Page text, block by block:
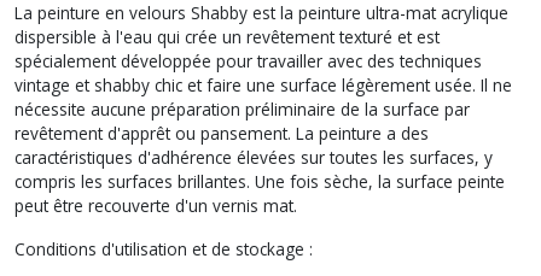
La peinture en velours Shabby est la peinture ultra-mat acrylique
dispersible à l'eau qui crée un revêtement texturé et est
spécialement développée pour travailler avec des techniques
vintage et shabby chic et faire une surface légèrement usée. Il ne
nécessite aucune préparation préliminaire de la surface par
revêtement d'apprêt ou pansement. La peinture a des
caractéristiques d'adhérence élevées sur toutes les surfaces, y
compris les surfaces brillantes. Une fois sèche, la surface peinte
peut être recouverte d'un vernis mat.
Conditions d'utilisation et de stockage :